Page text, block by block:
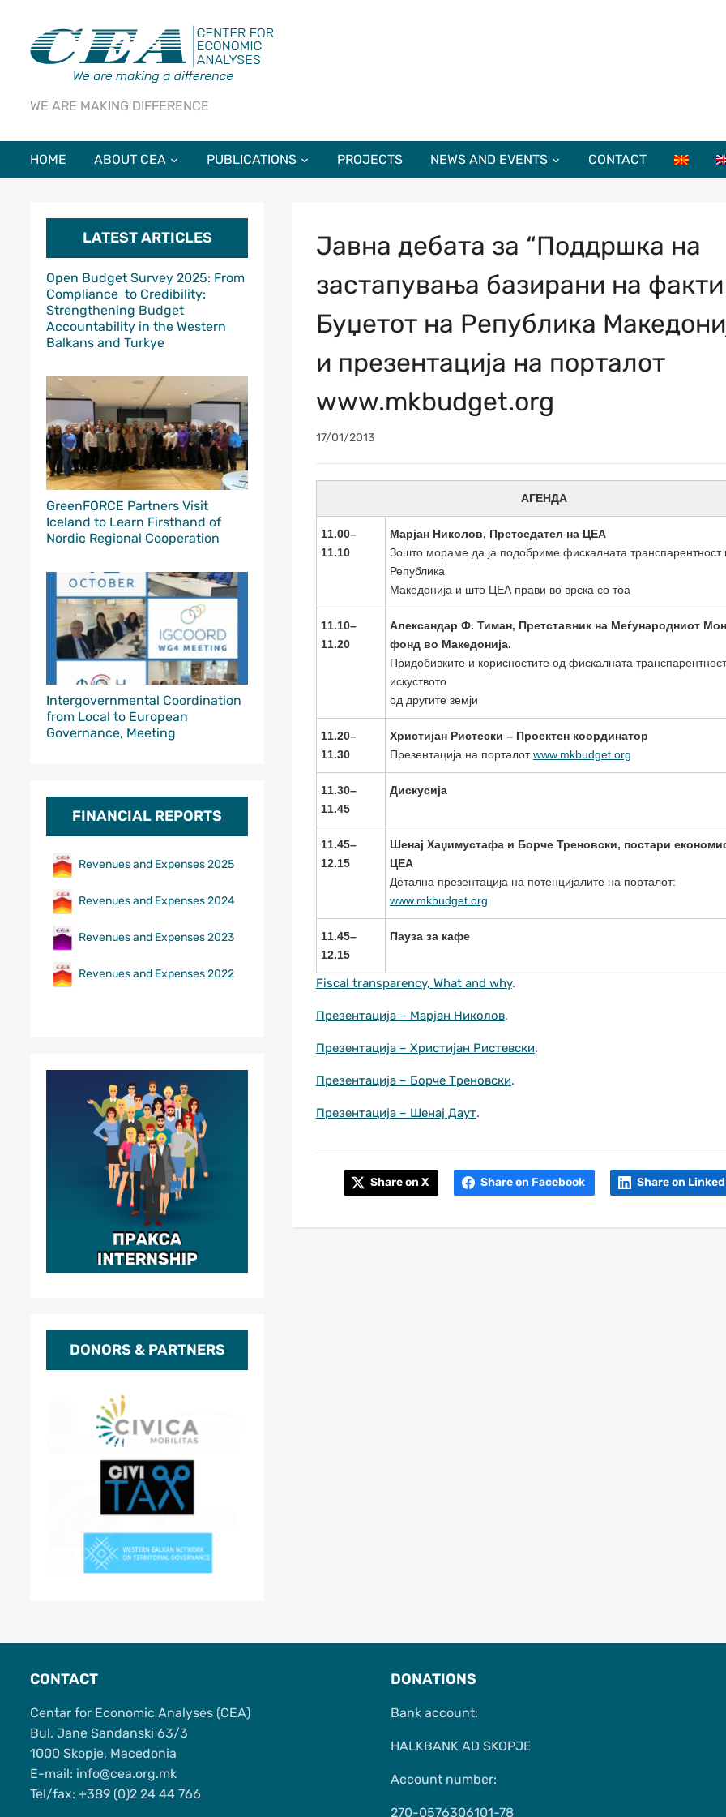
WE ARE MAKING DIFFERENCE
HOME ABOUT CEA PUBLICATIONS PROJECTS NEWS AND EVENTS CONTACT
LATEST ARTICLES
Open Budget Survey 2025: From
Compliance to Credibility:
Strengthening Budget
Accountability in the Western
Balkans and Turkye
GreenFORCE Partners Visit
Iceland to Learn Firsthand of
Nordic Regional Cooperation
Intergovernmental Coordination
from Local to European
Governance, Meeting
FINANCIAL REPORTS
Revenues and Expenses 2025
Revenues and Expenses 2024
Revenues and Expenses 2023
Revenues and Expenses 2022
DONORS & PARTNERS
Јавна дебата за “Поддршка на
застапувања базирани на
Буџетот на Република
и презентација на порталот
www.mkbudget.org
17/01/2013
АГЕНДА
11.00–
11.10
Марјан Николов, Претседател на ЦЕА
Зошто мораме да ја подобриме фискалната транспарентност
Република
Македонија и што ЦЕА прави во врска со тоа
11.10–
11.20
Александар Ф. Тиман, Претставник на Меѓународниот
фонд во Македонија.
Придобивките и корисностите од фискалната
искуството
од другите земји
11.20–
11.30
Христијан Ристески – Проектен координатор
Презентација на порталотwww.mkbudget.org
11.30–
11.45
Дискусија
11.45–
12.15
Шенај Хаџимустафа и Борче Треновски, постари
ЦЕА
Детална презентација на потенцијалите на порталот:
www.mkbudget.org
11.45–
12.15
Пауза за кафе
Fiscal transparency, What and why.
Презентација – Марјан Николов.
Презентација – Христијан Ристевски.
Презентација – Борче Треновски.
Презентација – Шенај Даут.
Share on X Share on Facebook Share on
CONTACT
Centar for Economic Analyses (CEA)
Bul. Jane Sandanski 63/3
1000 Skopje, Macedonia
Е-mail: info@cea.org.mk
Tel/fax: +389 (0)2 24 44 766
DONATIONS
Bank account:
HALKBANK AD SKOPJE
Account number:
270-0576306101-78